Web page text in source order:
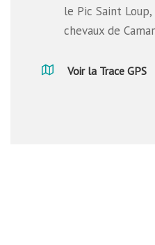
le Pic Saint
chevaux de
Voir la Trace GPS